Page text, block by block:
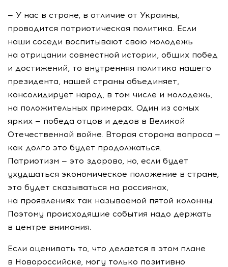
— У нас в стране, в отличие от Украины,
проводится патриотическая политика. Если
наши соседи воспитывают свою молодежь
на отрицании совместной истории, общих побед
и достижений, то внутренняя политика нашего
президента, нашей страны объединяет,
консолидирует народ, в том числе и молодежь,
на положительных примерах. Один из самых
ярких — победа отцов и дедов в Великой
Отечественной войне. Вторая сторона вопроса —
как долго это будет продолжаться.
Патриотизм — это здорово, но, если будет
ухудшаться экономическое положение в стране,
это будет сказываться на россиянах,
на проявлениях так называемой пятой колонны.
Поэтому происходящие события надо держать
в центре внимания.
Если оценивать то, что делается в этом плане
в Новороссийске, могу только позитивно